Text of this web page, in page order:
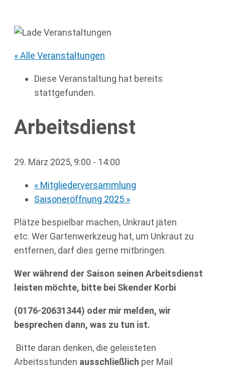
« Alle Veranstaltungen
Diese Veranstaltung hat bereits
stattgefunden.
Arbeitsdienst
29. März 2025, 9:00 - 14:00
« Mitgliederversammlung
Saisoneröffnung 2025 »
Plätze bespielbar machen, Unkraut jäten
etc. Wer Gartenwerkzeug hat, um Unkraut zu
entfernen, darf dies gerne mitbringen.
Wer während der Saison seinen Arbeitsdienst
leisten möchte, bitte bei Skender Korbi
(0176-20631344) oder mir melden, wir
besprechen dann, was zu tun ist.
Bitte daran denken, die geleisteten
Arbeitsstunden ausschließlich per Mail